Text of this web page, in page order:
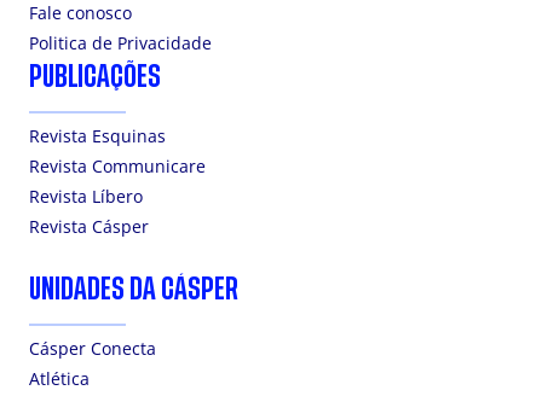
Fale conosco
Politica de Privacidade
PUBLICAÇÕES
Revista Esquinas
Revista Communicare
Revista Líbero
Revista Cásper
UNIDADES DA CÁSPER
Cásper Conecta
Atlética